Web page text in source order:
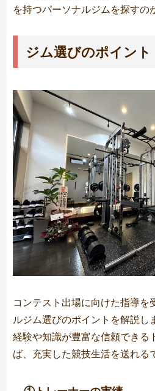
を持つパーソナルジムを探すの
ジム選びのポイント
コンテスト出場に向けた指導を
ルジム選びのポイントを解説し
経験や知識が豊富な信頼できる
ば、充実した競技生活を送れる